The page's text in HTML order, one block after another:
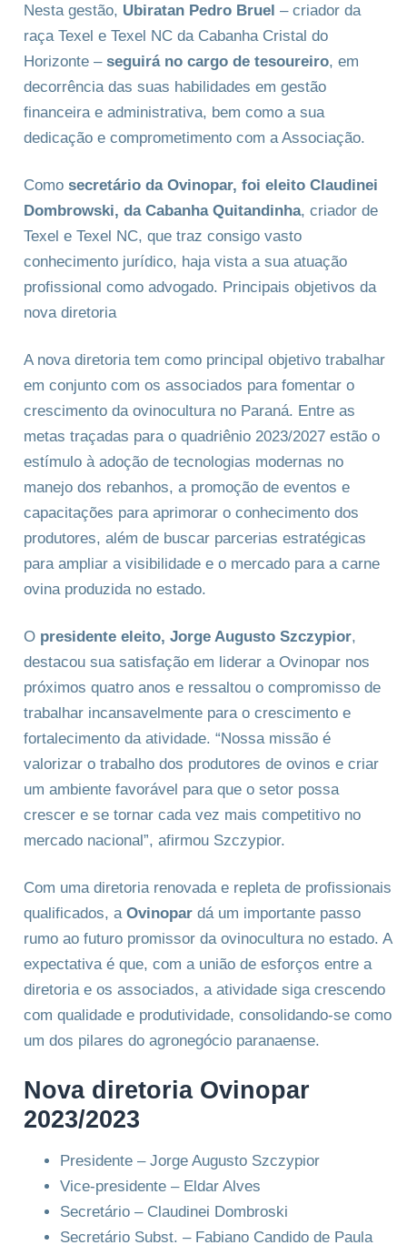
Nesta gestão, Ubiratan Pedro Bruel – criador da
raça Texel e Texel NC da Cabanha Cristal do
Horizonte – seguirá no cargo de tesoureiro, em
decorrência das suas habilidades em gestão
financeira e administrativa, bem como a sua
dedicação e comprometimento com a Associação.
Como secretário da Ovinopar, foi eleito Claudinei
Dombrowski, da Cabanha Quitandinha, criador de
Texel e Texel NC, que traz consigo vasto
conhecimento jurídico, haja vista a sua atuação
profissional como advogado. Principais objetivos da
nova diretoria
A nova diretoria tem como principal objetivo trabalhar
em conjunto com os associados para fomentar o
crescimento da ovinocultura no Paraná. Entre as
metas traçadas para o quadriênio 2023/2027 estão o
estímulo à adoção de tecnologias modernas no
manejo dos rebanhos, a promoção de eventos e
capacitações para aprimorar o conhecimento dos
produtores, além de buscar parcerias estratégicas
para ampliar a visibilidade e o mercado para a carne
ovina produzida no estado.
O presidente eleito, Jorge Augusto Szczypior,
destacou sua satisfação em liderar a Ovinopar nos
próximos quatro anos e ressaltou o compromisso de
trabalhar incansavelmente para o crescimento e
fortalecimento da atividade. “Nossa missão é
valorizar o trabalho dos produtores de ovinos e criar
um ambiente favorável para que o setor possa
crescer e se tornar cada vez mais competitivo no
mercado nacional”, afirmou Szczypior.
Com uma diretoria renovada e repleta de profissionais
qualificados, a Ovinopar dá um importante passo
rumo ao futuro promissor da ovinocultura no estado. A
expectativa é que, com a união de esforços entre a
diretoria e os associados, a atividade siga crescendo
com qualidade e produtividade, consolidando-se como
um dos pilares do agronegócio paranaense.
Nova diretoria Ovinopar
2023/2023
Presidente – Jorge Augusto Szczypior
Vice-presidente – Eldar Alves
Secretário – Claudinei Dombroski
Secretário Subst. – Fabiano Candido de Paula